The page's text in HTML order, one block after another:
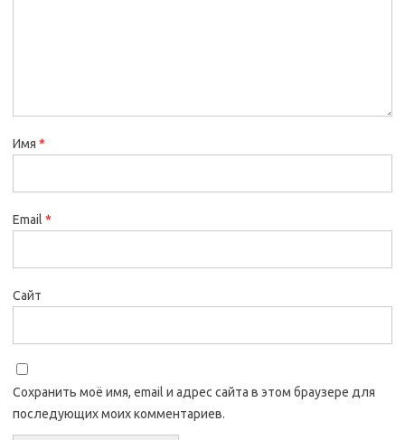
Имя *
Email *
Сайт
Сохранить моё имя, email и адрес сайта в этом браузере для
последующих моих комментариев.